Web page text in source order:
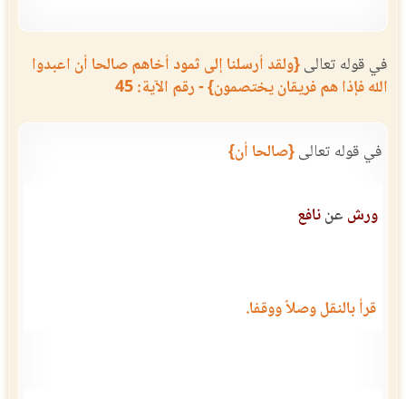
في قوله تعالى{ولقد أرسلنا إلى ثمود أخاهم صالحا أن اعبدوا
الله فإذا هم فريقان يختصمون} - رقم الآية: 45
في قوله تعالى{صالحا أن}
ورش عننافع
قرأ بالنقل وصلاً ووقفا.